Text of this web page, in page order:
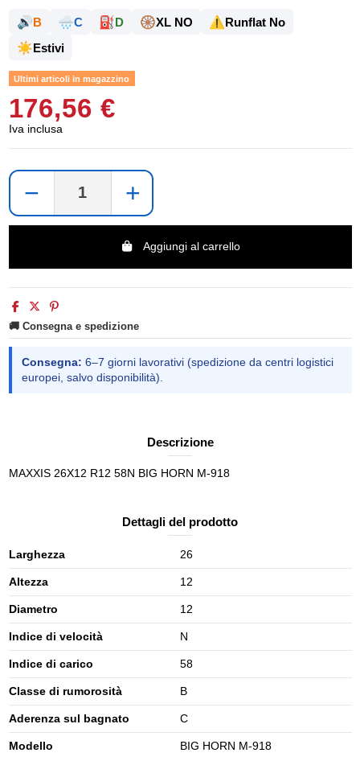
🔊B 🌧️C ⛽D 🛞XL NO ⚠️Runflat No
☀️Estivi
Ultimi articoli in magazzino
176,56 €
Iva inclusa
− +
Aggiungi al carrello
🚚 Consegna e spedizione
Consegna: 6–7 giorni lavorativi (spedizione da centri logistici
europei, salvo disponibilità).
Descrizione
MAXXIS 26X12 R12 58N BIG HORN M-918
Dettagli del prodotto
Larghezza 26
Altezza 12
Diametro 12
Indice di velocità N
Indice di carico 58
Classe di rumorosità B
Aderenza sul bagnato C
Modello BIG HORN M-918